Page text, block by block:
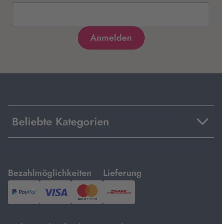
Beliebte Kategorien
Bezahlmöglichkeiten
mit
PayPal,Visa
und
Lieferung
mit
DHL.